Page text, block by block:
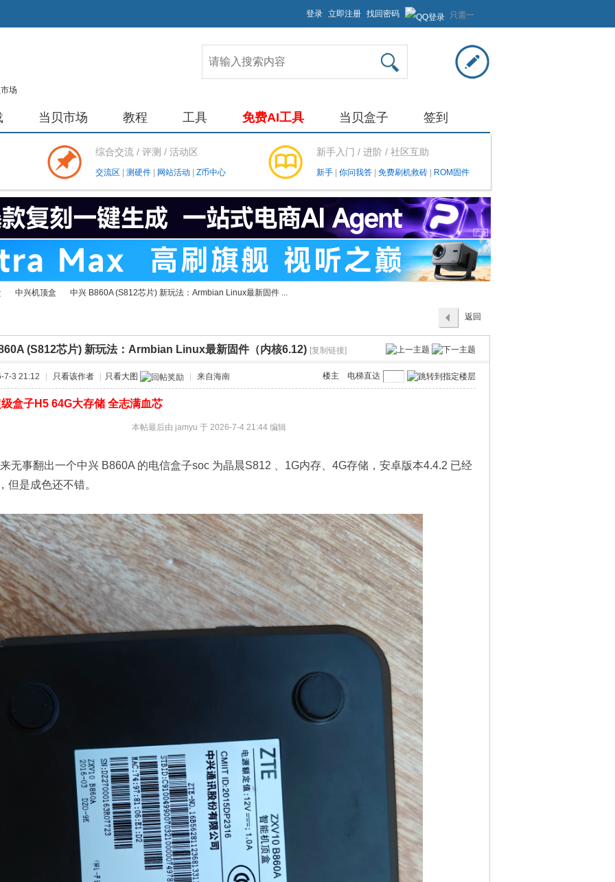
只需一
步，快
速开始
登录 立即注册 找回密码
当贝市场 教程 工具 免费AI工具 当贝盒子 签到
综合交流 / 评测 / 活动区
交流区 测硬件 网站活动 Z币中心
新手入门 / 进阶 / 社区互助
新手 你问我答 免费刷机救砖 ROM固件
›
中兴机顶盒
›
中兴 B860A (S812芯片) 新玩法：Armbian Linux最新固件 ...
返回
列表
(S812芯片) 新玩法：Armbian Linux最新固件（内核6.12) [复制链接]
电梯直达
楼主
7-3 21:12 只看该作者 只看大图 来自海南
盒子H5 64G大存储 全志满血芯
本帖最后由 jamyu 于 2026-7-4 21:44 编辑
翻出一个中兴 B860A 的电信盒子soc 为晶晨S812 、1G内存、4G存储，安卓版本4.4.2 已经
但是成色还不错。